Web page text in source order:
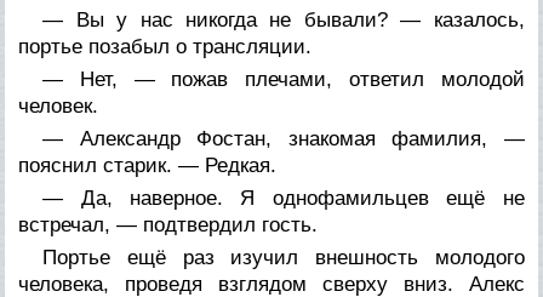
— Вы у нас никогда не бывали? — казалось,
портье позабыл о трансляции.
— Нет, — пожав плечами, ответил молодой
человек.
— Александр Фостан, знакомая фамилия, —
пояснил старик. — Редкая.
— Да, наверное. Я однофамильцев ещё не
встречал, — подтвердил гость.
Портье ещё раз изучил внешность молодого
человека, проведя взглядом сверху вниз. Алекс